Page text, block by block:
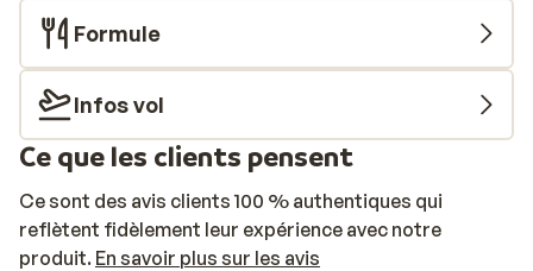
l'occasion de déguster de délicieuses spécialités
locales et internationales. Savourez votre repas dans
un cadre unique avec vue! Vous en profiterez
également depuis votre chambre ou le centre de bien-
être. Oubliez le quotidien et profitez d'un massage
relaxant, faites du yoga ou détendez-vous dans le
ou emprunter la navette (payante) pour la plage situé au
pied de la montagne. Séjour zen en perspective!
Formule
Infos vol
Ce que les clients pensent
Ce sont des avis clients 100 % authentiques qui
reflètent fidèlement leur expérience avec notre
produit. En savoir plus sur les avis